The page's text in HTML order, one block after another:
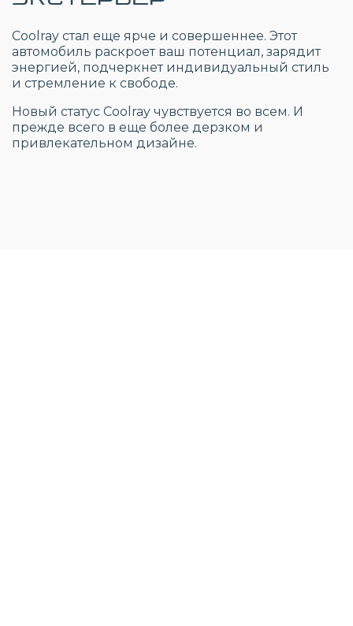
Салон Coolray полностью преобразился, но
качество материалов отделки по-прежнему на
высоком уровне.
способен понравиться с первого взгляда и не
наскучит со временем. Все элементы
управления и отделки прекрасно сочетаются